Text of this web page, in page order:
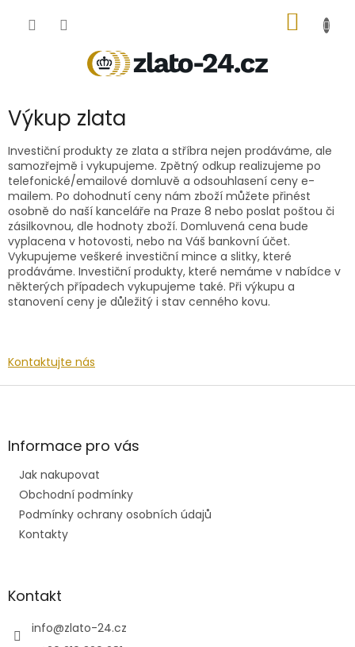
KOŠÍK
Výkup zlata
Investiční produkty ze zlata a stříbra nejen prodáváme, ale
samozřejmě i vykupujeme. Zpětný odkup realizujeme po
telefonické/emailové domluvě a odsouhlasení ceny e-
mailem. Po dohodnutí ceny nám zboží můžete přinést
osobně do naší kanceláře na Praze 8 nebo poslat poštou či
zásilkovnou, dle hodnoty zboží. Domluvená cena bude
vyplacena v hotovosti, nebo na Váš bankovní účet.
Vykupujeme veškeré investiční mince a slitky, které
prodáváme. Investiční produkty, které nemáme v nabídce v
některých případech vykupujeme také. Při výkupu a
stanovení ceny je důležitý i stav cenného kovu.
Kontaktujte nás
Z
aInformace pro vás
Jak nakupovat
Obchodní podmínky
Podmínky ochrany osobních údajů
Kontakty
Kontakt
info@zlato-24.cz